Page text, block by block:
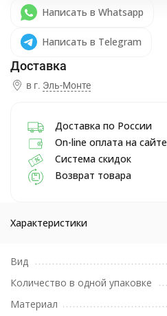
Написать в Whatsapp
Написать в Telegram
в г. Эль-Монте
Доставка по России
On-line оплата на сайте
Система скидок
Возврат товара
Характеристики
Вид
Количество в одной упаковке
Материал